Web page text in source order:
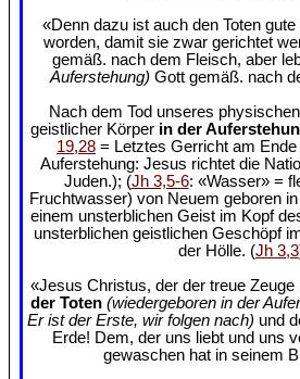
«Denn dazu ist auch den Toten
worden, damit sie zwar gerichtet
gemäß. nach dem Fleisch, aber
Auferstehung) Gott gemäß. nach
Nach dem Tod unseres
geistlicher Körper in der
19,28 = Letztes Gerricht am
Auferstehung: Jesus richtet die
Juden.); (Jh 3,5-6: «Wasser» =
Fruchtwasser) von Neuem geboren
einem unsterblichen Geist im Kopf
unsterblichen geistlichen Geschöpf
der Hölle. (Jh 3,3
«Jesus Christus, der der treue Zeuge
der Toten (wiedergeboren in der
Er ist der Erste, wir folgen nach) und
Erde! Dem, der uns liebt und uns
gewaschen hat in seinem